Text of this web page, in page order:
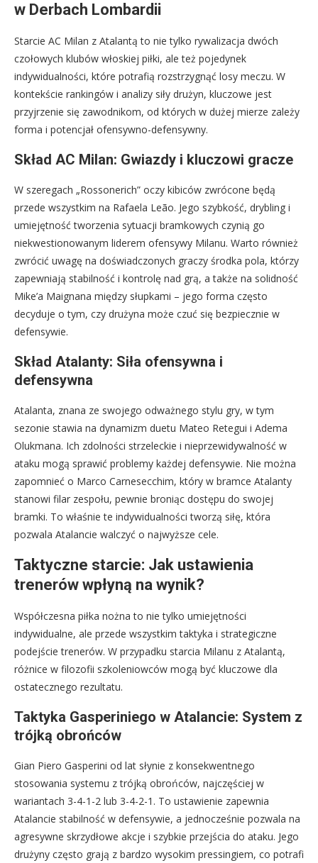
w Derbach Lombardii
Starcie AC Milan z Atalantą to nie tylko rywalizacja dwóch
czołowych klubów włoskiej piłki, ale też pojedynek
indywidualności, które potrafią rozstrzygnąć losy meczu. W
kontekście rankingów i analizy siły drużyn, kluczowe jest
przyjrzenie się zawodnikom, od których w dużej mierze zależy
forma i potencjał ofensywno-defensywny.
Skład AC Milan: Gwiazdy i kluczowi gracze
W szeregach „Rossonerich” oczy kibiców zwrócone będą
przede wszystkim na Rafaela Leão. Jego szybkość, drybling i
umiejętność tworzenia sytuacji bramkowych czynią go
niekwestionowanym liderem ofensywy Milanu. Warto również
zwrócić uwagę na doświadczonych graczy środka pola, którzy
zapewniają stabilność i kontrolę nad grą, a także na solidność
Mike’a Maignana między słupkami – jego forma często
decyduje o tym, czy drużyna może czuć się bezpiecznie w
defensywie.
Skład Atalanty: Siła ofensywna i
defensywna
Atalanta, znana ze swojego odważnego stylu gry, w tym
sezonie stawia na dynamizm duetu Mateo Retegui i Adema
Olukmana. Ich zdolności strzeleckie i nieprzewidywalność w
ataku mogą sprawić problemy każdej defensywie. Nie można
zapomnieć o Marco Carnesecchim, który w bramce Atalanty
stanowi filar zespołu, pewnie broniąc dostępu do swojej
bramki. To właśnie te indywidualności tworzą siłę, która
pozwala Atalancie walczyć o najwyższe cele.
Taktyczne starcie: Jak ustawienia
trenerów wpłyną na wynik?
Współczesna piłka nożna to nie tylko umiejętności
indywidualne, ale przede wszystkim taktyka i strategiczne
podejście trenerów. W przypadku starcia Milanu z Atalantą,
różnice w filozofii szkoleniowców mogą być kluczowe dla
ostatecznego rezultatu.
Taktyka Gasperiniego w Atalancie: System z
trójką obrońców
Gian Piero Gasperini od lat słynie z konsekwentnego
stosowania systemu z trójką obrońców, najczęściej w
wariantach 3-4-1-2 lub 3-4-2-1. To ustawienie zapewnia
Atalancie stabilność w defensywie, a jednocześnie pozwala na
agresywne skrzydłowe akcje i szybkie przejścia do ataku. Jego
drużyny często grają z bardzo wysokim pressingiem, co potrafi